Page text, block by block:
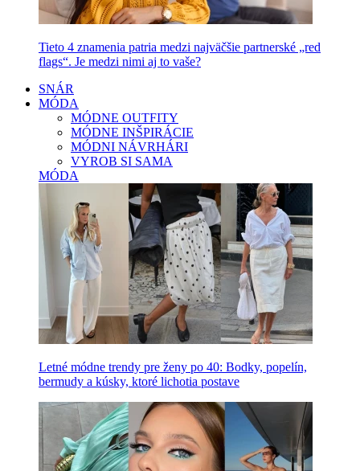
Tieto 4 znamenia patria medzi najväčšie partnerské „red
flags“. Je medzi nimi aj to vaše?
SNÁR
MÓDA
MÓDNE OUTFITY
MÓDNE INŠPIRÁCIE
MÓDNI NÁVRHÁRI
VYROB SI SAMA
MÓDA
Letné módne trendy pre ženy po 40: Bodky, popelín,
bermudy a kúsky, ktoré lichotia postave